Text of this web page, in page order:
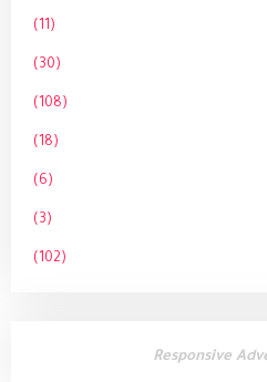
(11)
(30)
(108)
(18)
(6)
(3)
(102)
Responsive